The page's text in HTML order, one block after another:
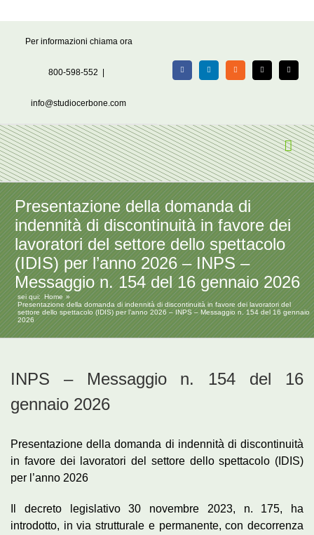
Per informazioni chiama ora
800-598-552
info@studiocerbone.com
FacebookLinkedIn Rss X Email
Presentazione della domanda di
indennità di discontinuità in favore dei
lavoratori del settore dello spettacolo
(IDIS) per l’anno 2026 – INPS –
Messaggio n. 154 del 16 gennaio 2026
sei qui:
Home
Presentazione della domanda di indennità di discontinuità in favore dei lavoratori del
settore dello spettacolo (IDIS) per l’anno 2026 – INPS – Messaggio n. 154 del 16 gennaio
2026
INPS – Messaggio n. 154 del 16
gennaio 2026
Presentazione della domanda di indennità di discontinuità
in favore dei lavoratori del settore dello spettacolo (IDIS)
per l’anno 2026
Il decreto legislativo 30 novembre 2023, n. 175, ha
introdotto, in via strutturale e permanente, con decorrenza